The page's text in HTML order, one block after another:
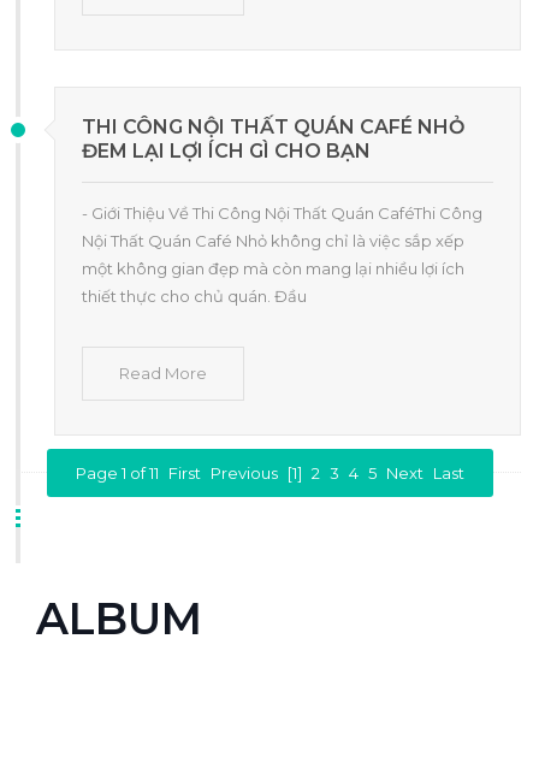
THI CÔNG NỘI THẤT QUÁN CAFÉ NHỎ
ĐEM LẠI LỢI ÍCH GÌ CHO BẠN
- Giới Thiệu Về Thi Công Nội Thất Quán CaféThi Công
Nội Thất Quán Café Nhỏ không chỉ là việc sắp xếp
một không gian đẹp mà còn mang lại nhiều lợi ích
thiết thực cho chủ quán. Đầu
Read More
Page 1 of 11 First Previous [1] 2 3 4 5 Next Last
ALBUM